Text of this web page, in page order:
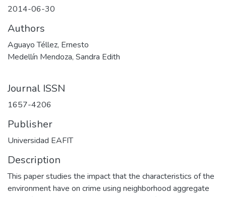
2014-06-30
Authors
Aguayo Téllez, Ernesto
Medellín Mendoza, Sandra Edith
Journal ISSN
1657-4206
Publisher
Universidad EAFIT
Description
This paper studies the impact that the characteristics of the
environment have on crime using neighborhood aggregate